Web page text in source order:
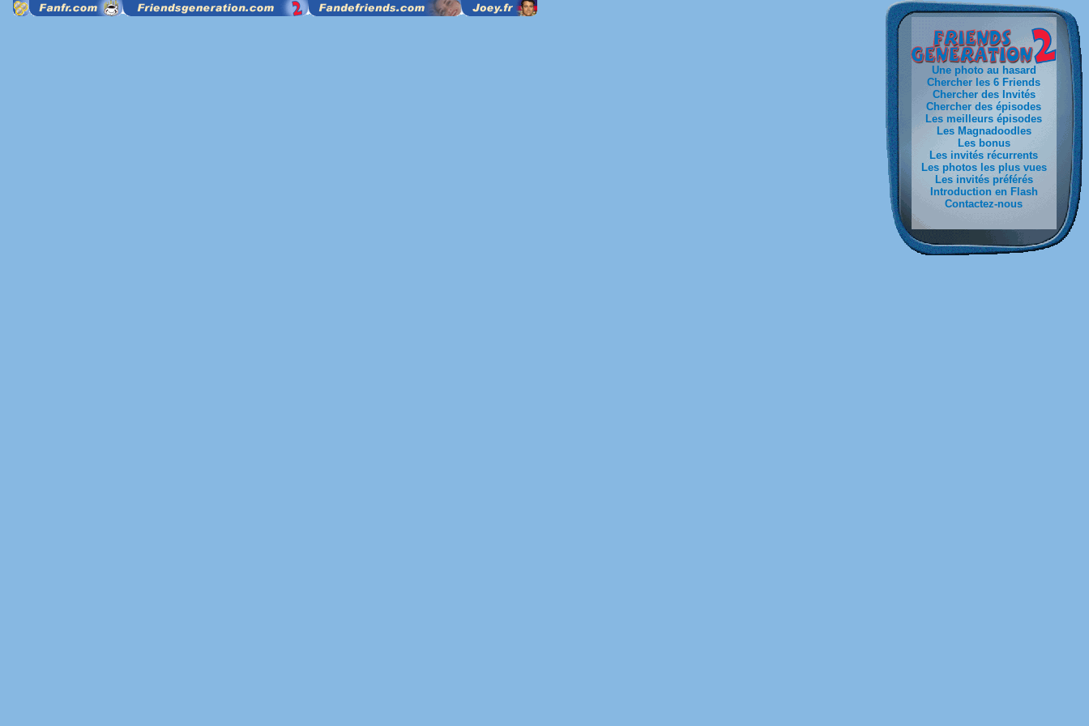
Une photo au hasard
Chercher les 6 Friends
Chercher des Invités
Chercher des épisodes
Les meilleurs épisodes
Les Magnadoodles
Les bonus
Les invités récurrents
Les photos les plus vues
Les invités préférés
Introduction en Flash
Contactez-nous